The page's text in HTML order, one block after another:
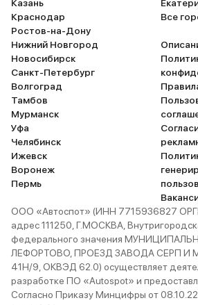
Казань
Краснодар
Ростов-на-Дону
Нижний Новгород
Новосибирск
Санкт-Петербург
Волгоград
Тамбов
Мурманск
Уфа
Челябинск
Ижевск
Воронеж
Пермь
Все
ООО «Автоспот» (ИНН 7715936827
адрес 111250, Г.МОСКВА,
федерального значения
ЛЕФОРТОВО, ПРОЕЗД ЗАВОДА СЕРП И
41Н/9, ОКВЭД 62.0) осуществляет
разработке ПО «Autospot» и
Согласно Приказу Минцифры от